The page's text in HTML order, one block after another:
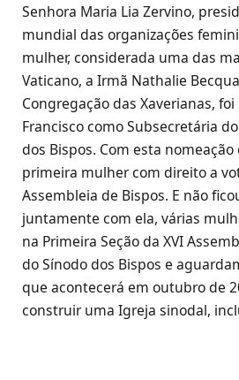
Senhora Maria Lia Zervino,
mundial das organizações
mulher, considerada uma das
Vaticano, a Irmã Nathalie
Congregação das Xaverianas,
Francisco como Subsecretária
dos Bispos. Com esta
primeira mulher com direito a
Assembleia de Bispos. E não
juntamente com ela, várias
na Primeira Seção da XVI
do Sínodo dos Bispos e
que acontecerá em outubro de
construir uma Igreja sinodal,